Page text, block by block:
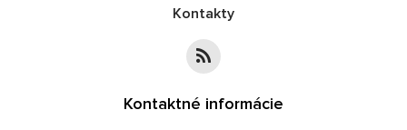
Kontakty
Kontaktné informácie